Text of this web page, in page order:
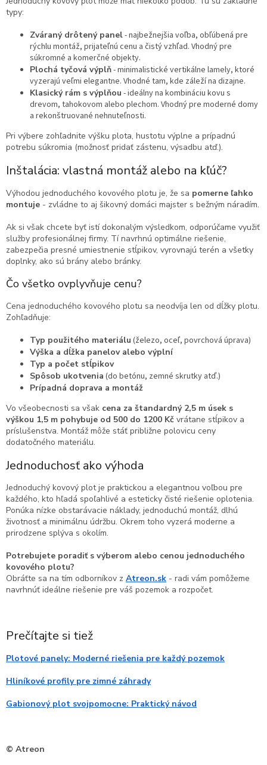
typy:
Zváraný drôtený panel- najbežnejšia voľba, obľúbená pre
rýchlu montáž, prijateľnú cenu a čistý vzhľad. Vhodný pre
súkromné a komerčné objekty.
Plochá tyčová výplň- minimalistické vertikálne lamely, ktoré
vyzerajú veľmi elegantne. Vhodné tam, kde záleží na dizajne.
Klasický rám s výplňou - ideálny na kombináciu kovu s
drevom, tahokovom alebo plechom. Vhodný pre moderné domy
a rekonštruované nehnuteľnosti.
Pri výbere zohľadnite výšku plota, hustotu výplne a prípadnú
potrebu súkromia (možnosť pridať zástenu, výsadbu atď.).
Inštalácia: vlastná montáž alebo na kľúč?
Výhodou jednoduchého kovového plotu je, že sa pomerne ľahko
montuje - zvládne to aj šikovný domáci majster s bežným náradím.
Ak si však chcete byť istí dokonalým výsledkom, odporúčame využiť
služby profesionálnej firmy. Tí navrhnú optimálne riešenie,
zabezpečia presné umiestnenie stĺpikov, vyrovnajú terén a všetky
doplnky, ako sú brány alebo bránky.
Čo všetko ovplyvňuje cenu?
Cena jednoduchého kovového plotu sa neodvíja len od dĺžky plotu.
Zohľadňuje:
Typ použitého materiálu (železo, oceľ, povrchová úprava)
Výška a dĺžka panelov alebo výplní
Typ a počet stĺpikov
Spôsob ukotvenia (do betónu, zemné skrutky atď.)
Prípadná doprava a montáž
Vo všeobecnosti sa však cena za štandardný 2,5 m úsek s
výškou 1,5 m pohybuje od 500 do 1200 Kč vrátane stĺpikov a
príslušenstva. Montáž môže stáť približne polovicu ceny
dodatočného materiálu.
Jednoduchosť ako výhoda
Jednoduchý kovový plot je praktickou a elegantnou voľbou pre
každého, kto hľadá spoľahlivé a esteticky čisté riešenie oplotenia.
Ponúka nízke obstarávacie náklady, jednoduchú montáž, dlhú
životnosť a minimálnu údržbu. Okrem toho vyzerá moderne a
prirodzene splýva s okolím.
Potrebujete poradiť s výberom alebo cenou jednoduchého
kovového plotu?
Obráťte sa na tím odborníkov z Atreon.sk - radi vám pomôžeme
navrhnúť ideálne riešenie pre váš pozemok a rozpočet.
Prečítajte si tiež
Plotové panely: Moderné riešenia pre každý pozemok
Hliníkové profily pre zimné záhrady
Gabionový plot svojpomocne: Praktický návod
© Atreon